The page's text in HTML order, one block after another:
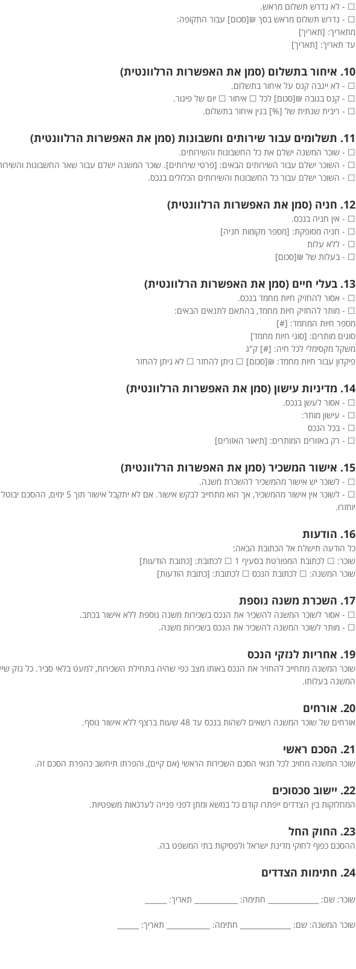
☐ - לא נדרש תשלום מראש.
☐ - נדרש תשלום מראש בסך ₪[סכום] עבור התקופה:
מתאריך: [תאריך]
עד תאריך: [תאריך]
10. איחור בתשלום (סמן את האפשרות הרלוונטית)
☐ - לא ייגבה קנס על איחור בתשלום.
☐ - קנס בגובה ₪[סכום] לכל ☐ איחור ☐ יום של פיגור.
☐ - ריבית שנתית של [%] בגין איחור בתשלום.
11. תשלומים עבור שירותים וחשבונות (סמן את האפשרות הרלוונטית)
☐ - שוכר המשנה ישלם את כל החשבונות והשירותים.
☐ - השוכר ישלם עבור השירותים הבאים: [פרטי שירותים]. שוכר המשנה ישלם עבור שאר החשבונות
☐ - השוכר ישלם עבור כל החשבונות והשירותים הכלולים בנכס.
12. חניה (סמן את האפשרות הרלוונטית)
☐ - אין חניה בנכס.
☐ - חניה מסופקת: [מספר מקומות חניה]
☐ - ללא עלות
☐ - בעלות של ₪[סכום]
13. בעלי חיים (סמן את האפשרות הרלוונטית)
☐ - אסור להחזיק חיות מחמד בנכס.
☐ - מותר להחזיק חיות מחמד, בהתאם לתנאים הבאים:
מספר חיות המחמד: [#]
סוגים מותרים: [סוגי חיות מחמד]
משקל מקסימלי לכל חיה: [#] ק"ג
פיקדון עבור חיות מחמד: ₪[סכום] ☐ ניתן להחזר ☐ לא ניתן להחזר
14. מדיניות עישון (סמן את האפשרות הרלוונטית)
☐ - אסור לעשן בנכס.
☐ - עישון מותר:
☐ - בכל הנכס
☐ - רק באזורים המותרים: [תיאור האזורים]
15. אישור המשכיר (סמן את האפשרות הרלוונטית)
☐ - לשוכר יש אישור מהמשכיר להשכרת משנה.
☐ - לשוכר אין אישור מהמשכיר, אך הוא מתחייב לבקש
יוחזרו.
16. הודעות
כל הודעה תישלח אל הכתובת הבאה:
שוכר: ☐ לכתובת המפורטת בסעיף 1 ☐ לכתובת: [כתובת הודעות]
שוכר המשנה: ☐ לכתובת הנכס ☐ לכתובת: [כתובת הודעות]
17. השכרת משנה נוספת
☐ - אסור לשוכר המשנה להשכיר את הנכס בשכירות משנה נוספת ללא אישור בכתב.
☐ - מותר לשוכר המשנה להשכיר את הנכס בשכירות משנה.
19. אחריות לנזקי הנכס
שוכר המשנה מתחייב להחזיר את הנכס באותו מצב כפי שהיה בתחילת השכירות, למעט בלאי סביר. כל נזק
המשנה בעלותו.
20. אורחים
אורחים של שוכר המשנה רשאים לשהות בנכס עד 48 שעות ברצף ללא אישור נוסף.
21. הסכם ראשי
שוכר המשנה מחויב לכל תנאי הסכם השכירות הראשי (אם קיים), והפרתו תיחשב כהפרת הסכם זה.
22. יישוב סכסוכים
המחלוקות בין הצדדים ייפתרו קודם כל במשא ומתן לפני פנייה לערכאות משפטיות.
23. החוק החל
ההסכם כפוף לחוקי מדינת ישראל ולפסיקות בתי המשפט בה.
24. חתימות הצדדים
שוכר: שם: ______________ חתימה: ____________ תאריך: ______
שוכר המשנה: שם: ______________ חתימה: ____________ תאריך: ______